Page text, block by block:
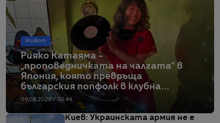
Живот
Рияко Катаяма –
„проповедничката на чалгата“ в
Япония, която превръща
българския попфолк в клубна
екзотика
09.08.2026 / 05:44
Киев: Украинската армия не е